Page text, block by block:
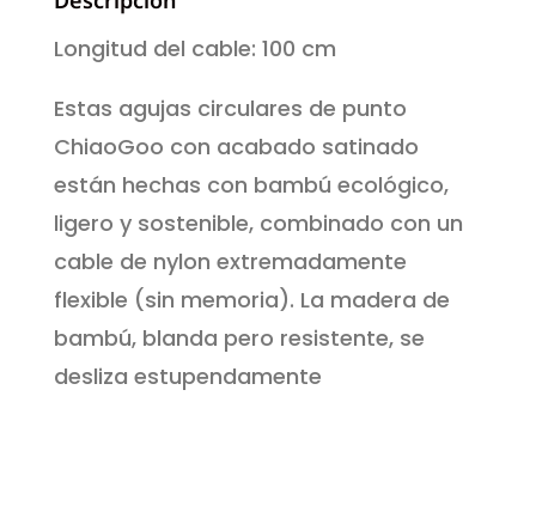
ChiaGoo
de
Longitud del cable: 100 cm
Estas agujas circulares de punto
ChiaoGoo con acabado satinado
están hechas con bambú ecológico,
ligero y sostenible, combinado con un
cable de nylon extremadamente
flexible (sin memoria). La madera de
bambú, blanda pero resistente, se
desliza estupendamente